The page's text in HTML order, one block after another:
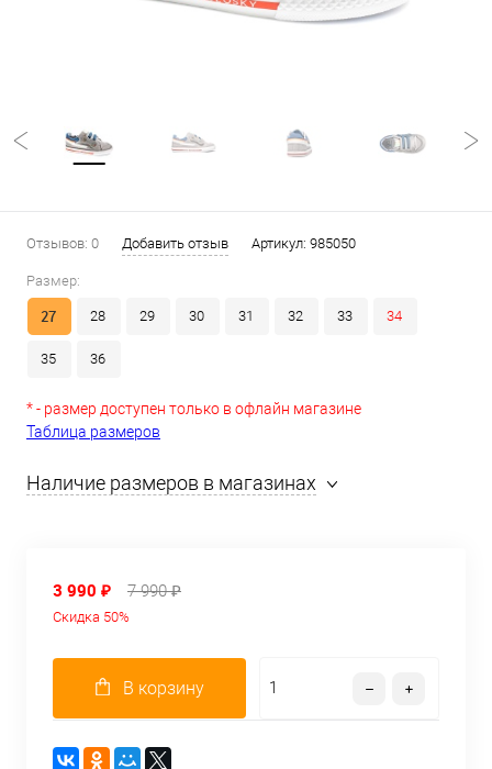
Отзывов: 0 Добавить отзыв Артикул: 985050
Размер:
27 28 29 30 31 32 33 34
35 36
* - размер доступен только в офлайн магазине
Таблица размеров
Наличие размеров в магазинах
3 990 ₽ 7 990 ₽
Скидка 50%
В корзину